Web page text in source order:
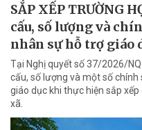
SẮP XẾP TRƯỜNG
cấu, số lượng và
nhân sự hỗ trợ giáo
Tại Nghị quyết số 37/2026/
cấu, số lượng và một số
giáo dục khi thực hiện sắp
xã.